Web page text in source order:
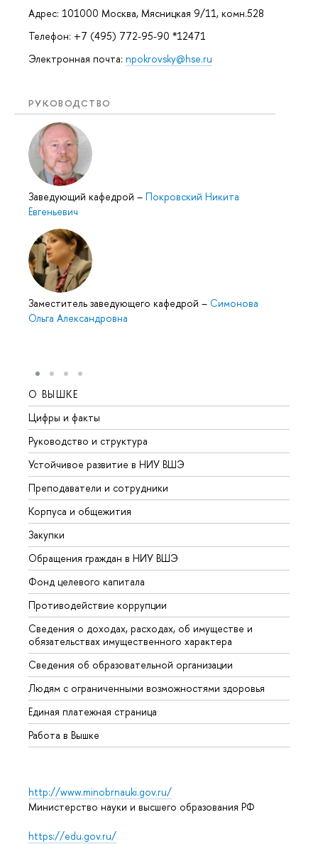
Адрес: 101000 Москва, Мясницкая 9/11, комн.528
Телефон: +7 (495) 772-95-90 *12471
Электронная почта: npokrovsky@hse.ru
РУКОВОДСТВО
Заведующий кафедрой – Покровский Никита
Евгеньевич
Заместитель заведующего кафедрой – Симонова
Ольга Александровна
О ВЫШКЕ
Цифры и факты
Руководство и структура
Устойчивое развитие в НИУ ВШЭ
Преподаватели и сотрудники
Корпуса и общежития
Закупки
Обращения граждан в НИУ ВШЭ
Фонд целевого капитала
Противодействие коррупции
Сведения о доходах, расходах, об имуществе и
обязательствах имущественного характера
Сведения об образовательной организации
Людям с ограниченными возможностями здоровья
Единая платежная страница
Работа в Вышке
http://www.minobrnauki.gov.ru/
Министерство науки и высшего образования РФ
https://edu.gov.ru/